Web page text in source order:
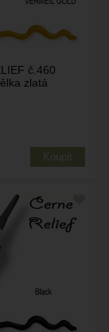
č.460
zlatá